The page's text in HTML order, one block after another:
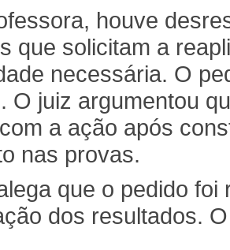
houve
que solicitam a
necessária. O
O juiz argumentou
a ação após
nas provas.
que o pedido
dos resultados.